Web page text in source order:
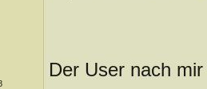
Der User nach